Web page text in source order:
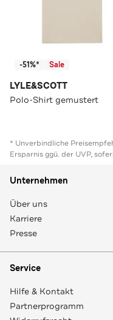
-51%* Sale
LYLE&SCOTT
Polo-Shirt gemustert
* Unverbindliche
Ersparnis ggü. der UVP,
Unternehmen
Über uns
Karriere
Presse
Service
Hilfe & Kontakt
Partnerprogramm